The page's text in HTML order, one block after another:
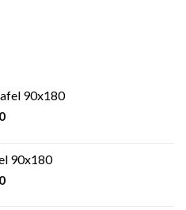
90x180
Huidige
€ 275,00.
90x180
Huidige